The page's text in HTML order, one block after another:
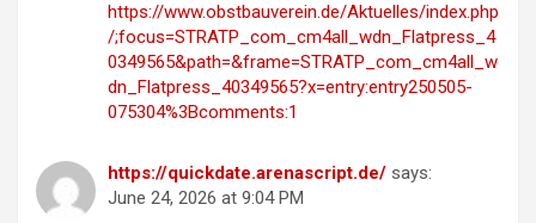
https://www.obstbauverein.de/Aktuelles/index.php
/;focus=STRATP_com_cm4all_wdn_Flatpress_4
0349565&path=&frame=STRATP_com_cm4all_w
dn_Flatpress_40349565?x=entry:entry250505-
075304%3Bcomments:1
https://quickdate.arenascript.de/ says:
June 24, 2026 at 9:04 PM